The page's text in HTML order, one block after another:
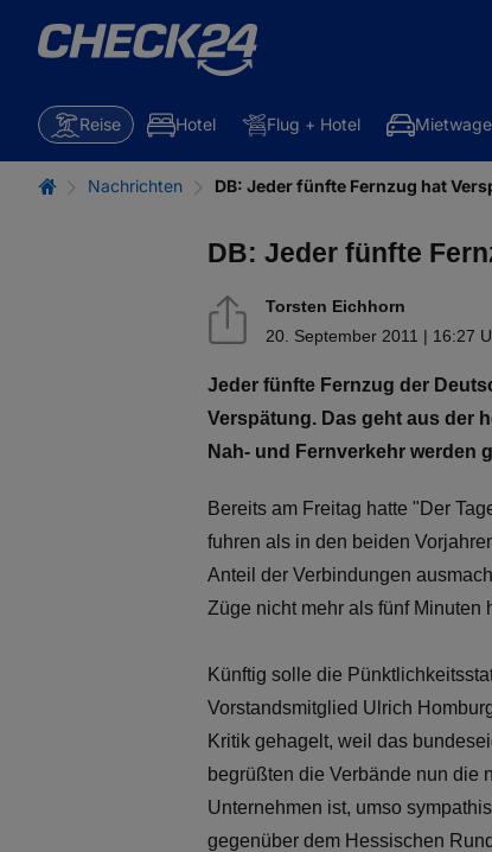
Reise Hotel Flug + Hotel
Nachrichten DB: Jeder fünfte Fernzug hat
DB: Jeder fünfte
Torsten Eichhorn
20. September 2011 | 16:27
Jeder fünfte Fernzug der
Verspätung. Das geht aus der
Nah- und Fernverkehr werden
Bereits am Freitag hatte "Der
fuhren als in den beiden
Anteil der Verbindungen
Züge nicht mehr als fünf Minuten
Künftig solle die
Vorstandsmitglied Ulrich
Kritik gehagelt, weil das
begrüßten die Verbände nun die
Unternehmen ist, umso
gegenüber dem Hessischen